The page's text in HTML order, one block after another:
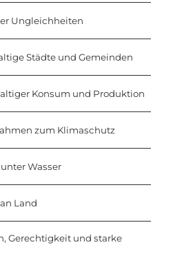
Ungleichheiten
Städte und Gemeinden
Konsum und Produktion
zum Klimaschutz
unter Wasser
Land
Gerechtigkeit und starke